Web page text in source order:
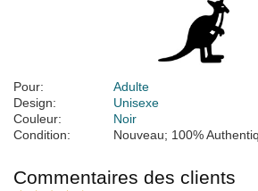
Pour:
Adulte
Design:
Unisexe
Couleur:
Noir
Condition:
Nouveau; 100%
Commentaires des clients